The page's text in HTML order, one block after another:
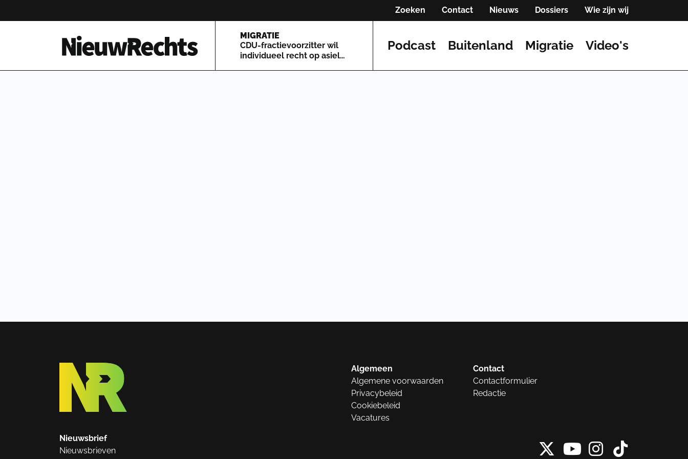
Zoeken Contact Nieuws Dossiers Wie zijn wij
Homepage van NieuwRechts
MIGRATIE
CDU-fractievoorzitter wil
individueel recht op asiel
Podcast Buitenland Migratie Video's
Algemeen
Algemene voorwaarden
Privacybeleid
Cookiebeleid
Vacatures
Contact
Contactformulier
Redactie
Nieuwsbrief
Nieuwsbrieven
X vanInstagram
Tiktok